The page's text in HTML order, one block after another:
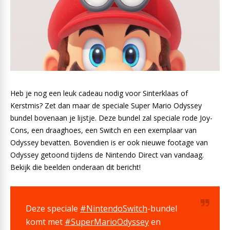
Heb je nog een leuk cadeau nodig voor Sinterklaas of
Kerstmis? Zet dan maar de speciale Super Mario Odyssey
bundel bovenaan je lijstje. Deze bundel zal speciale rode Joy-
Cons, een draaghoes, een Switch en een exemplaar van
Odyssey bevatten. Bovendien is er ook nieuwe footage van
Odyssey getoond tijdens de Nintendo Direct van vandaag.
Bekijk die beelden onderaan dit bericht!
Deze speciale #NintendoSwitch-bundel
komt met #SuperMarioOdysseyen